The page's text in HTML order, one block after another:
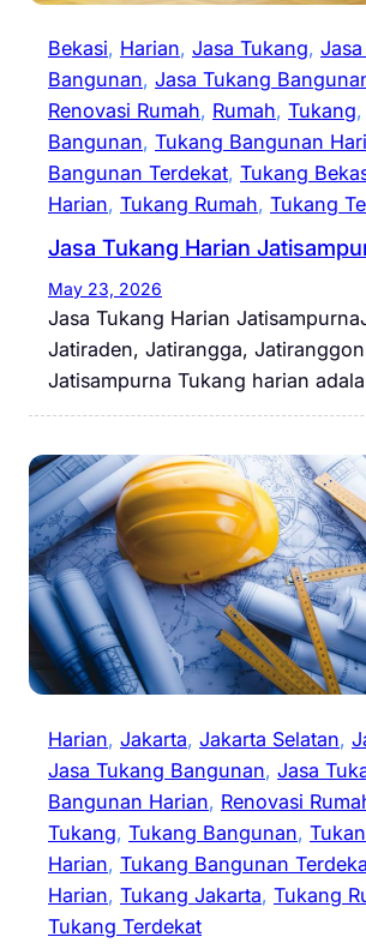
Bekasi, Harian, Jasa Tukang,
Bangunan, Jasa Tukang
Renovasi Rumah, Rumah, Tukang,
Bangunan, Tukang Bangunan
Bangunan Terdekat, Tukang
Harian, Tukang Rumah, Tukang
Jasa Tukang Harian
May 23, 2026
Jasa Tukang Harian
Jatiraden, Jatirangga,
Jatisampurna Tukang harian
Harian, Jakarta, Jakarta Selatan,
Jasa Tukang Bangunan, Jasa
Bangunan Harian, Renovasi
Tukang, Tukang Bangunan,
Harian, Tukang Bangunan
Harian, Tukang Jakarta, Tukang
Tukang Terdekat